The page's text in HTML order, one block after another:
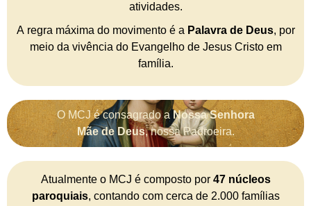
atividades.
A regra máxima do movimento é a Palavra de Deus, por
meio da vivência do Evangelho de Jesus Cristo em
família.
O MCJ é consagrado a Nossa Senhora
Mãe de Deus, nossa Padroeira.
Atualmente o MCJ é composto por 47 núcleos
paroquiais, contando com cerca de 2.000 famílias